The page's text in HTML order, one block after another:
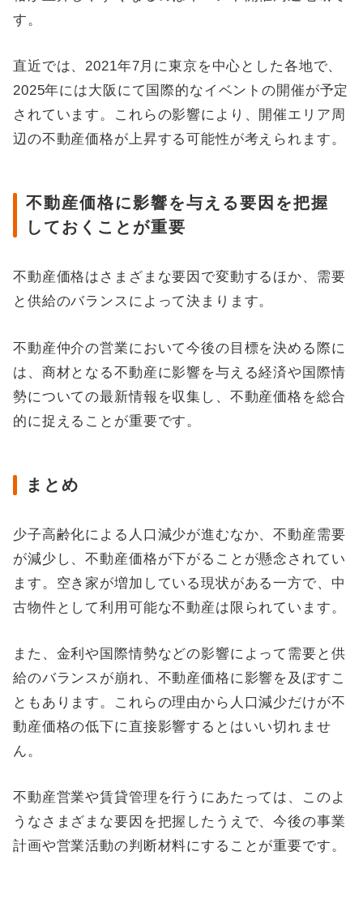
す。
直近では、2021年7月に東京を中心とした各地で、
2025年には大阪にて国際的なイベントの開催が予定
されています。これらの影響により、開催エリア周
辺の不動産価格が上昇する可能性が考えられます。
不動産価格に影響を与える要因を把握
しておくことが重要
不動産価格はさまざまな要因で変動するほか、需要
と供給のバランスによって決まります。
不動産仲介の営業において今後の目標を決める際に
は、商材となる不動産に影響を与える経済や国際情
勢についての最新情報を収集し、不動産価格を総合
的に捉えることが重要です。
まとめ
少子高齢化による人口減少が進むなか、不動産需要
が減少し、不動産価格が下がることが懸念されてい
ます。空き家が増加している現状がある一方で、中
古物件として利用可能な不動産は限られています。
また、金利や国際情勢などの影響によって需要と供
給のバランスが崩れ、不動産価格に影響を及ぼすこ
ともあります。これらの理由から人口減少だけが不
動産価格の低下に直接影響するとはいい切れませ
ん。
不動産営業や賃貸管理を行うにあたっては、このよ
うなさまざまな要因を把握したうえで、今後の事業
計画や営業活動の判断材料にすることが重要です。